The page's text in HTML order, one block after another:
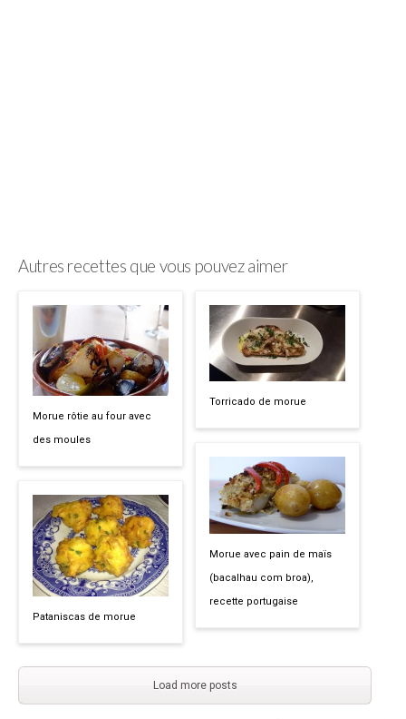
Autres recettes que vous pouvez aimer
Morue rôtie au four avec
des moules
Pataniscas de morue
Torricado de morue
Morue avec pain de maïs
(bacalhau com broa),
recette portugaise
Load more posts